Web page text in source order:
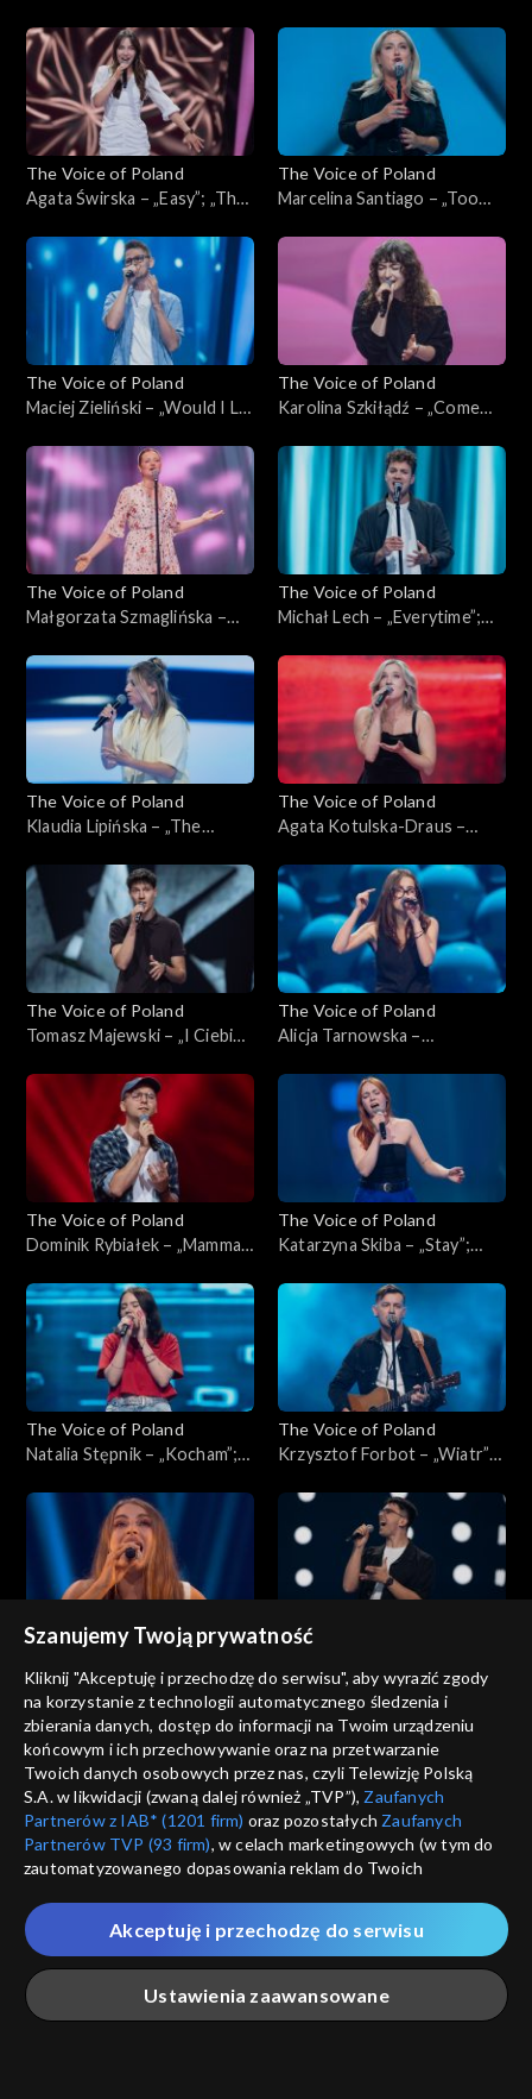
Poland”, Przesłuchania w
ciemno, 4 października 2025
of Poland”, Przesłuchania w
ciemno, 4 października 2025
The Voice of Poland
Agata Świrska – „Easy”; „The
Przesłuchania w ciemno, 4
października 2025
The Voice of Poland
Marcelina Santiago – „Too
Poland”, Przesłuchania w
ciemno, 4 października 2025
The Voice of Poland
Maciej Zieliński – „Would I Lie
Poland”, Przesłuchania w
ciemno, 4 października 2025
The Voice of Poland
Karolina Szkiłądź – „Come
of Poland”, Przesłuchania w
ciemno, 4 października 2025
The Voice of Poland
Małgorzata Szmaglińska –
Poland”, Przesłuchania w
ciemno, 4 października 2025
The Voice of Poland
Michał Lech – „Everytime”;
Przesłuchania w ciemno, 4
października 2025
The Voice of Poland
Klaudia Lipińska – „The
Poland”, Przesłuchania w
ciemno, 4 października 2025
The Voice of Poland
Agata Kotulska-Draus –
Poland”, Przesłuchania w
ciemno, 4 października 2025
The Voice of Poland
Tomasz Majewski – „I Ciebie
Poland”, Przesłuchania w
ciemno, 4 października 2025
The Voice of Poland
Alicja Tarnowska –
Poland”, Przesłuchania w
ciemno, 4 października 2025
The Voice of Poland
Dominik Rybiałek – „Mamma
Przesłuchania w ciemno, 4
października 2025
The Voice of Poland
Katarzyna Skiba – „Stay”;
Przesłuchania w ciemno, 4
października 2025
The Voice of Poland
Natalia Stępnik – „Kocham”;
Przesłuchania w ciemno, 27
września 2025
The Voice of Poland
Krzysztof Forbot – „Wiatr”;
Przesłuchania w ciemno, 27
września 2025
The Voice of Poland
zrozumiesz”; „The Voice of
Poland”, Przesłuchania w
ciemno, 27 września 2025
The Voice of Poland
miło”; „The Voice of Poland”,
Przesłuchania w ciemno, 27
września 2025
The Voice of Poland
Kornelia Markuszewska –
of Poland”, Przesłuchania w
ciemno, 27 września 2025
The Voice of Poland
Janek Słowiński – „Sittin’ on
Voice of Poland”,
Przesłuchania w ciemno, 27
września 2025
Szanujemy Twoją prywatność
Kliknij "Akceptuję i przechodzę do serwisu", aby wyrazić zgody
na korzystanie z technologii automatycznego śledzenia i
zbierania danych, dostęp do informacji na Twoim urządzeniu
końcowym i ich przechowywanie oraz na przetwarzanie
Twoich danych osobowych przez nas, czyli Telewizję Polską
S.A. w likwidacji (zwaną dalej również „TVP”), Zaufanych
Partnerów z IAB* (1201 firm) oraz pozostałych Zaufanych
Partnerów TVP (93 firm), w celach marketingowych (w tym do
zautomatyzowanego dopasowania reklam do Twoich
które wskazujemy poniżej, a także zgody na udostępnianie
przez nas identyfikatora PPID do Google.
Twoje dane osobowe zbierane podczas odwiedzania przez
Ciebie naszych
poszczególnych serwisówzwanych dalej
„Portalem”, w tym informacje zapisywane za pomocą
Ustawienia zaawansowane
Akceptuję i przechodzę do serwisu